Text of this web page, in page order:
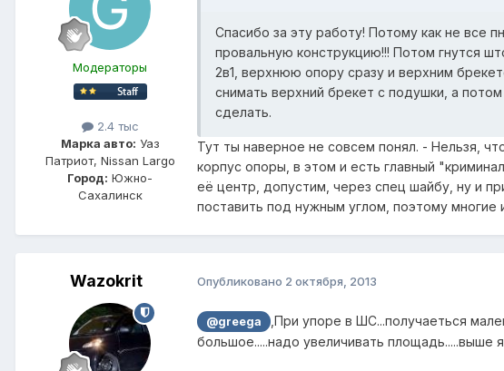
Модераторы
2.4 тыс
Марка авто: Уаз
Патриот, Nissan Largo
Город: Южно-
Сахалинск
Спасибо за эту работу! Потому как не все
провальную конструкцию!!! Потом гнутся
2в1, верхнюю опору сразу и верхним
снимать верхний брекет с подушки, а
сделать.
Тут ты наверное не совсем понял. - Нельзя,
корпус опоры, в этом и есть главный
её центр, допустим, через спец шайбу, ну и
поставить под нужным углом, поэтому многие
Wazokrit Опубликовано 2 октября, 2013
@greega
,При упоре в ШС...получаеться
большое.....надо увеличивать площадь.....выше